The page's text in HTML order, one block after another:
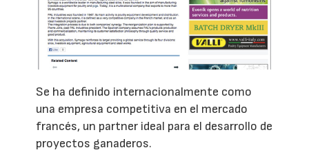
Se ha definido internacionalmente como
una empresa competitiva en el mercado
francés, un partner ideal para el desarrollo de
proyectos ganaderos.